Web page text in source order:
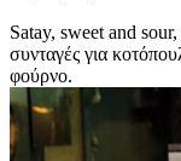
Satay, sweet and
συνταγές για
φούρνο.